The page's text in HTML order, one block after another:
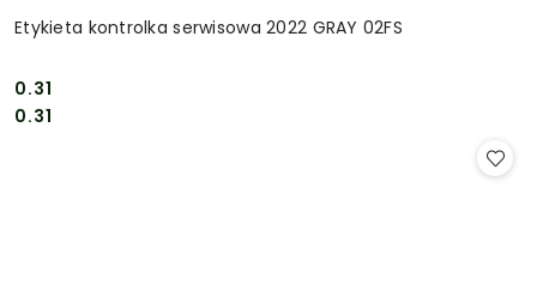
Etykieta kontrolka serwisowa 2022 GRAY 02FS
Cena:
0.31
Cena:
0.31